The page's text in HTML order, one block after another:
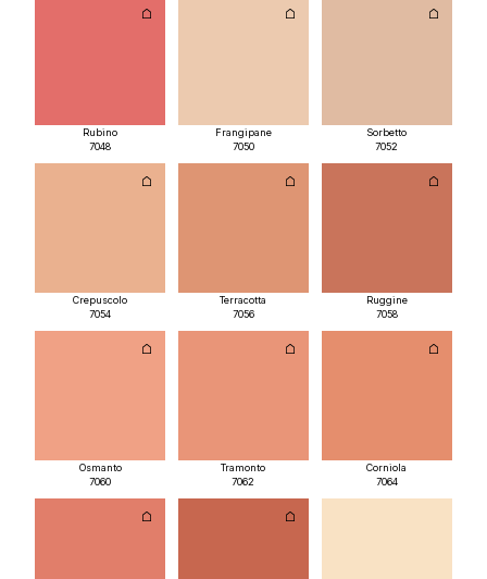
Rubino
7048
Frangipane
7050
Sorbetto
7052
Crepuscolo
7054
Terracotta
7056
Ruggine
7058
Osmanto
7060
Tramonto
7062
Corniola
7064